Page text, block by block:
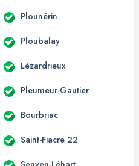
Plounérin
Ploubalay
Lézardrieux
Pleumeur-Gautier
Bourbriac
Saint-Fiacre 22